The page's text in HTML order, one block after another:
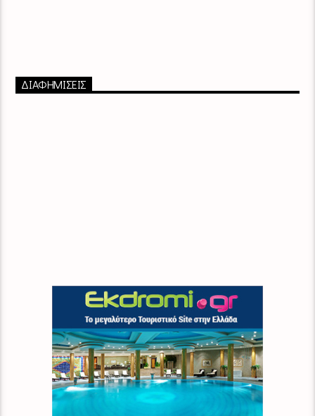
ΔΙΑΦΗΜΙΣΕΙΣ